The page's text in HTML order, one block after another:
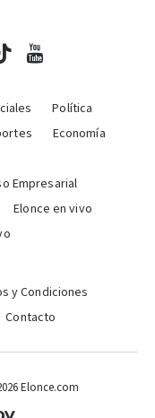
Política
Economía
Empresarial
Elonce en vivo
y Condiciones
Contacto
Elonce.com